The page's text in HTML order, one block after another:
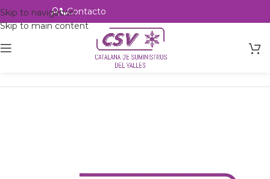
Skip to navigation
Skip to main content
Contacto
csvalles